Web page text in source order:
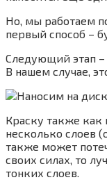
Но, мы работаем
первый способ –
Следующий этап –
В нашем случае,
Краску также как
несколько слоев
также может
своих силах, то
тонких слоев.